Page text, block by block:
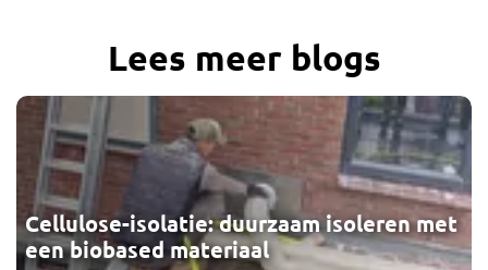
Lees meer blogs
Cellulose-isolatie: duurzaam isoleren met
een biobased materiaal